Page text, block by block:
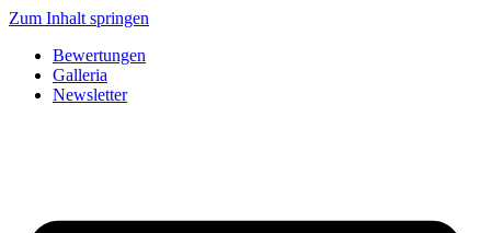
Zum Inhalt springen
Bewertungen
Galleria
Newsletter